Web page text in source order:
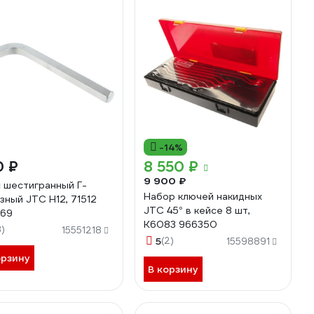
₽
Г-
JTC H12, 71512
15551218
-14%
8 550 ₽
9 900 ₽
Набор ключей накидных
JTC 45° в кейсе 8 шт,
K6083 966350
5(2) 15598891
В корзину